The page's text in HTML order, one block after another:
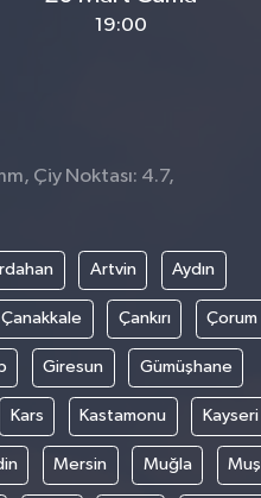
19:00
Çiy Noktası: 4.7,
Artvin Aydın
Çanakkale Çankırı Çorum
Giresun Gümüşhane
Kars Kastamonu Kayseri
Mersin Muğla Muş